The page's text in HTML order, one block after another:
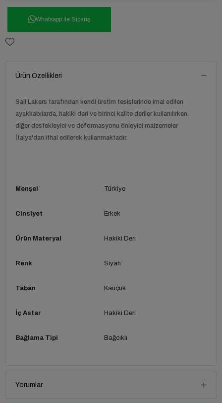
Whatsapp ile Sipariş
Ürün Özellikleri
Sail Lakers tarafından kendi üretim tesislerinde imal edilen
ayakkabılarda, hakiki deri ve birinci kalite deriler kullanılırken,
diğer destekleyici ve deformasyonu önleyici malzemeler
İtalya'dan ithal edilerek kullanmaktadır.
Menşei Türkiye
Cinsiyet Erkek
Ürün Materyal Hakiki Deri
Renk Siyah
Taban Kauçuk
İç Astar Hakiki Deri
Bağlama Tipi Bağcıklı
Yorumlar